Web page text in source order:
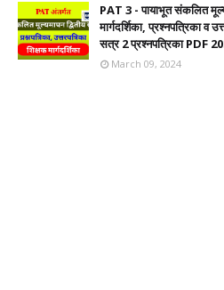
PAT 3 - पायाभूत संकलित
मार्गदर्शिका, प्रश्नपत्रिका व
सत्र 2 प्रश्नपत्रिका PDF
March 09, 2024